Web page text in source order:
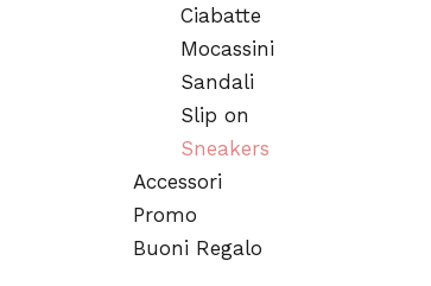
Ciabatte
Mocassini
Sandali
Slip on
Sneakers
Accessori
Promo
Buoni Regalo